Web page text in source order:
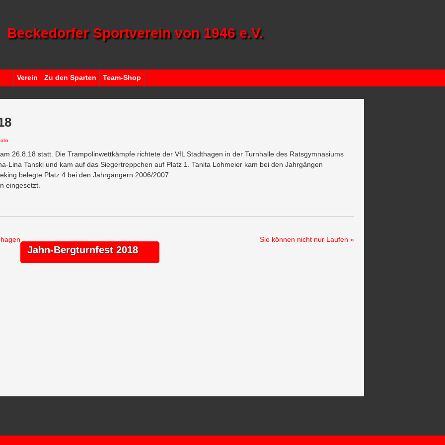
Beckedorfer Sportverein von 1946 e.V.
Verein Zu den Sparten Team-Shop
26.8.18 statt. Die Trampolinwettkämpfe richtete der VfL Stadthagen in der Turnhalle des Ratsgymnasiums
Lina Tanski und kam auf das Siegertreppchen auf Platz 1. Tanita Lohmeier kam bei den Jahrgängen
belegte Platz 4 bei den Jahrgängern 2006/2007.
eingesetzt.
Sie können nicht nur Laufen
Jahn-Bergturnfest 2018